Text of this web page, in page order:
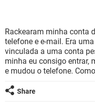
GUIA DE COMPRAS
INSTAGRAM
GUIA DE COMPRAS
Rackearam minha conta
telefone e e-mail. Era
vinculada a uma conta
minha eu consigo entrar,
e mudou o telefone.
Share